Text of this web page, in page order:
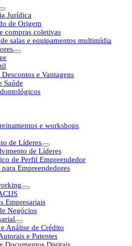
Jurídica
de Origem
compras coletivas
salas e equipamentos multimídia
e Vantagens
Saúde
e workshops
de Líderes
de Líderes
de Perfil Empreendedor
Empreendedores
Empresariais
Negócios
Análise de Crédito
e Patentes